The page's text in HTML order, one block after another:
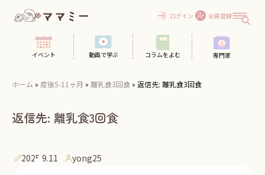
ログイン 会員登録
イベント 動画で学ぶ コラムをよむ 専門家
ホーム » 産後5-11ヶ月 » 離乳食3回食» 返信先: 離乳食3回食
返信先: 離乳食3回食
yong25
2025.9.11